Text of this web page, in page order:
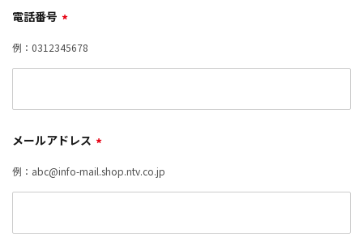
電話番号 *
例：0312345678
メールアドレス *
例：abc@info-mail.shop.ntv.co.jp